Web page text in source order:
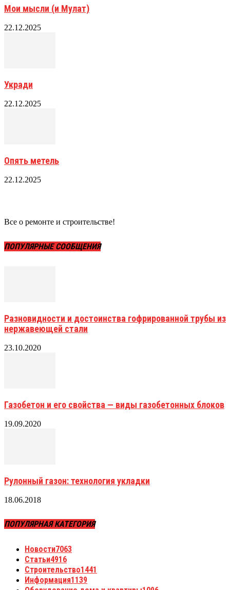
Мои мысли (и Мулат)
22.12.2025
Укради
22.12.2025
Опять метель
22.12.2025
Все о ремонте и строительстве!
ПОПУЛЯРНЫЕ СООБЩЕНИЯ
Разновидности и достоинства гофрированной трубы из
нержавеющей стали
23.10.2020
Газобетон и его свойства — виды газобетонных блоков
19.09.2020
Рулонный газон: технология укладки
18.06.2018
ПОПУЛЯРНАЯ КАТЕГОРИЯ
Новости7063
Статьи4916
Строительство1441
Информация1139